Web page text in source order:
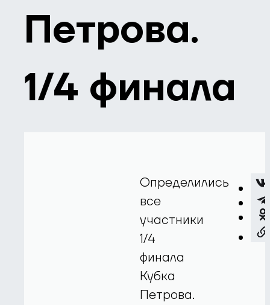
Петрова.
1/4 финала
Определились
все
участники
1/4
финала
Кубка
Петрова.